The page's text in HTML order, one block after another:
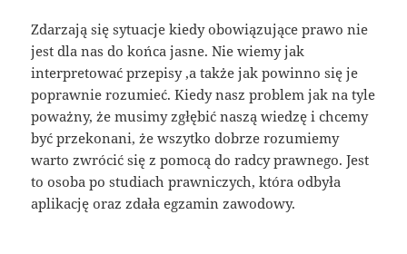
Zdarzają się sytuacje kiedy obowiązujące prawo nie
jest dla nas do końca jasne. Nie wiemy jak
interpretować przepisy ,a także jak powinno się je
poprawnie rozumieć. Kiedy nasz problem jak na tyle
poważny, że musimy zgłębić naszą wiedzę i chcemy
być przekonani, że wszytko dobrze rozumiemy
warto zwrócić się z pomocą do radcy prawnego. Jest
to osoba po studiach prawniczych, która odbyła
aplikację oraz zdała egzamin zawodowy.